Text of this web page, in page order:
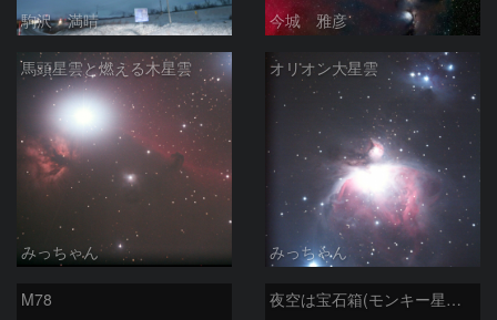
駒沢 満晴 今城 雅彦
馬頭星雲と燃える木星雲
みっちゃん
オリオン大星雲
みっちゃん
M78 夜空は宝石箱(モンキー星雲 NGC2174) Seestar50